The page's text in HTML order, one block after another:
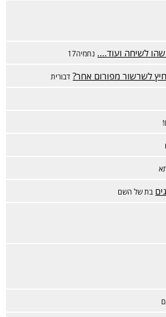
לשיחה ועוד.... נחמיה17
לשרשור מפורום אחר? דבורית
בת של השם